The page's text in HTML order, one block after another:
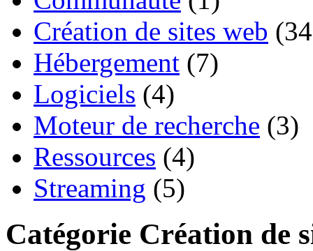
Création de sites web
Hébergement (7)
Logiciels (4)
Moteur de recherche (3)
Ressources (4)
Streaming (5)
Catégorie Création de